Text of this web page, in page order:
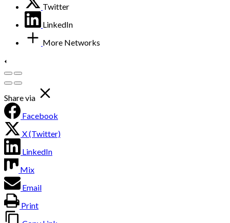
Twitter
LinkedIn
More Networks
Share via
Facebook
X (Twitter)
LinkedIn
Mix
Email
Print